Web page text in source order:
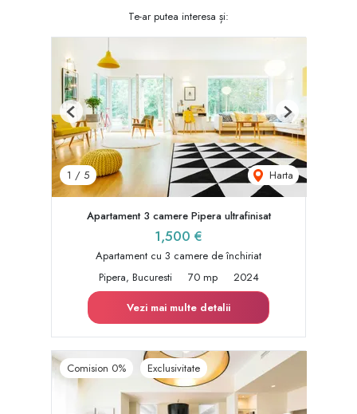
Te-ar putea interesa și:
1 / 5 Harta
Previous Next
Apartament 3 camere Pipera ultrafinisat
1,500 €
Apartament cu 3 camere de închiriat
Pipera, Bucuresti
70 mp
2024
Vezi mai multe detalii
Comision 0% Exclusivitate